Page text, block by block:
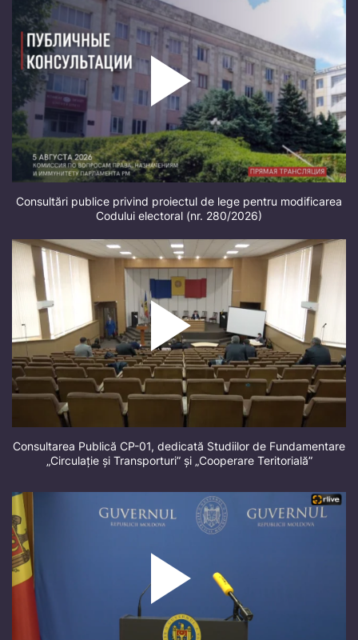
Consultări publice privind proiectul de lege pentru modificarea
Codului electoral (nr. 280/2026)
Consultarea Publică CP-01, dedicată Studiilor de Fundamentare
„Circulație și Transporturi” și „Cooperare Teritorială”